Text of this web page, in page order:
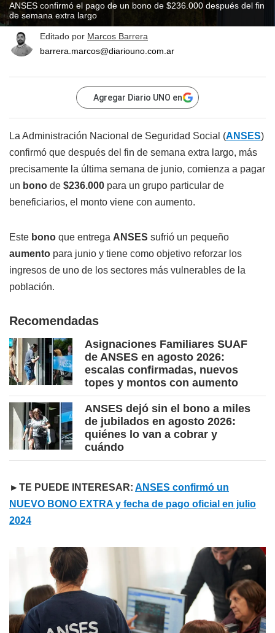
ANSES confirmó el pago de un bono de $236.000 después del fin
de semana extra largo
Editado por Marcos Barrera
barrera.marcos@diariouno.com.ar
Agregar Diario UNO en
La Administración Nacional de Seguridad Social (ANSES)
confirmó que después del fin de semana extra largo, más
precisamente la última semana de junio, comienza a pagar
un bono de $236.000 para un grupo particular de
beneficiarios, el monto viene con aumento.
Este bono que entrega ANSES sufrió un pequeño
aumento para junio y tiene como objetivo reforzar los
ingresos de uno de los sectores más vulnerables de la
población.
Recomendadas
Asignaciones Familiares SUAF
de ANSES en agosto 2026:
escalas confirmadas, nuevos
topes y montos con aumento
ANSES dejó sin el bono a miles
de jubilados en agosto 2026:
quiénes lo van a cobrar y
cuándo
►TE PUEDE INTERESAR: ANSES confirmó un
NUEVO BONO EXTRA y fecha de pago oficial en julio
2024